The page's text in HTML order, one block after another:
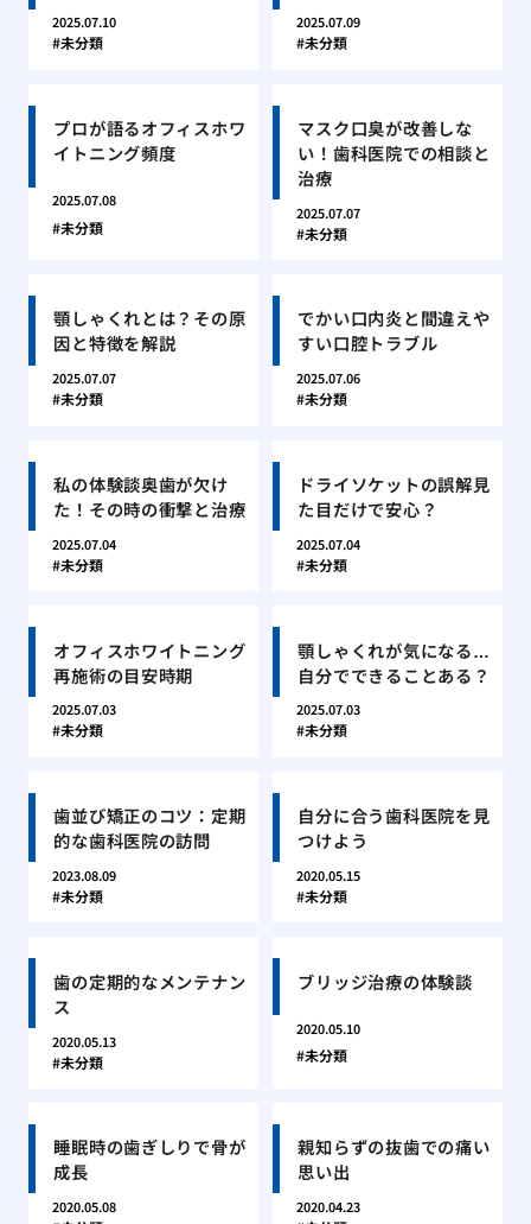
2025.07.10
未分類
2025.07.09
未分類
プロが語るオフィスホワ
イトニング頻度
2025.07.08
未分類
マスク口臭が改善しな
い！歯科医院での相談と
治療
2025.07.07
未分類
顎しゃくれとは？その原
因と特徴を解説
2025.07.07
未分類
でかい口内炎と間違えや
すい口腔トラブル
2025.07.06
未分類
私の体験談奥歯が欠け
た！その時の衝撃と治療
2025.07.04
未分類
ドライソケットの誤解見
た目だけで安心？
2025.07.04
未分類
オフィスホワイトニング
再施術の目安時期
2025.07.03
未分類
顎しゃくれが気になる…
自分でできることある？
2025.07.03
未分類
歯並び矯正のコツ：定期
的な歯科医院の訪問
2023.08.09
未分類
自分に合う歯科医院を見
つけよう
2020.05.15
未分類
歯の定期的なメンテナン
ス
2020.05.13
未分類
ブリッジ治療の体験談
2020.05.10
未分類
睡眠時の歯ぎしりで骨が
成長
2020.05.08
親知らずの抜歯での痛い
思い出
2020.04.23